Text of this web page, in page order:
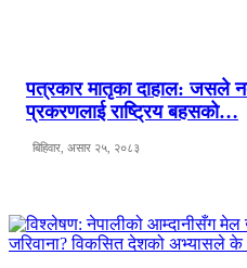
पत्रकार मातृका दाहाल: जसले
प्रकरणलाई राष्ट्रिय बहसको…
बिहिवार, असार २५, २०८३